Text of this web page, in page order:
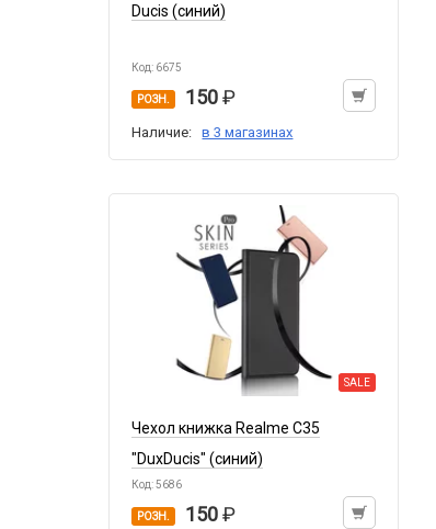
Ducis (синий)
Код: 6675
РОЗН. 150
Наличие: в 3 магазинах
SALE
Чехол книжка Realme C35
"DuxDucis" (синий)
Код: 5686
РОЗН. 150